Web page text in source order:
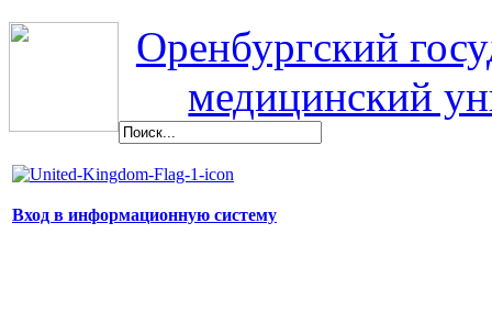
Оренбургский
медицинский
Вход в информационную систему